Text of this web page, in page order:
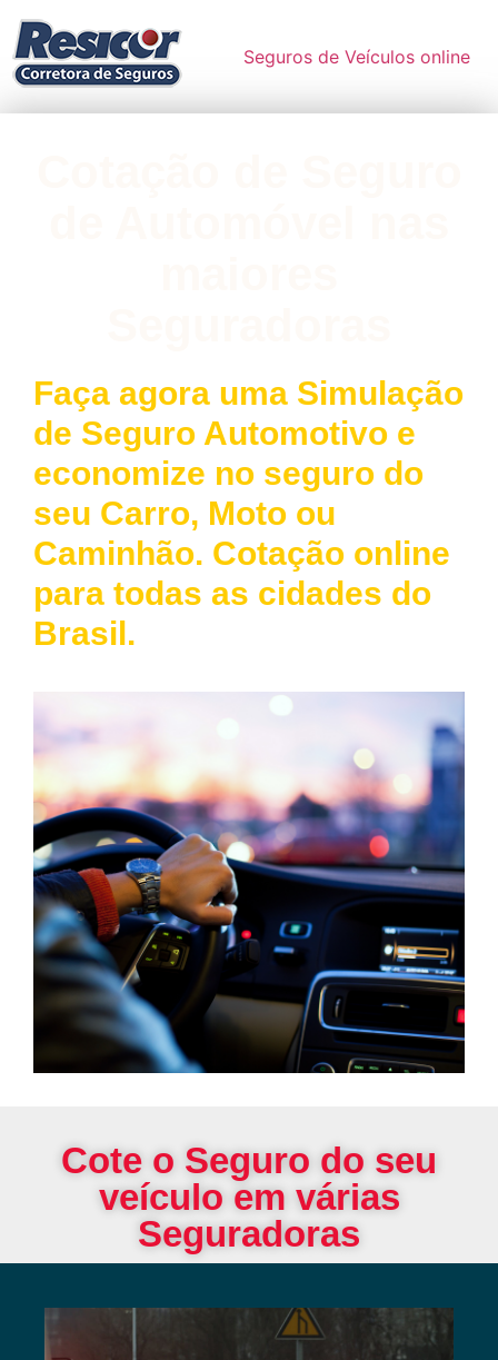
Seguros de Veículos online
Faça agora uma Simulação
de Seguro Automotivo e
economize no seguro do
seu Carro, Moto ou
Caminhão. Cotação online
para todas as cidades do
Brasil.
Cote o Seguro do seu
veículo em várias
Seguradoras